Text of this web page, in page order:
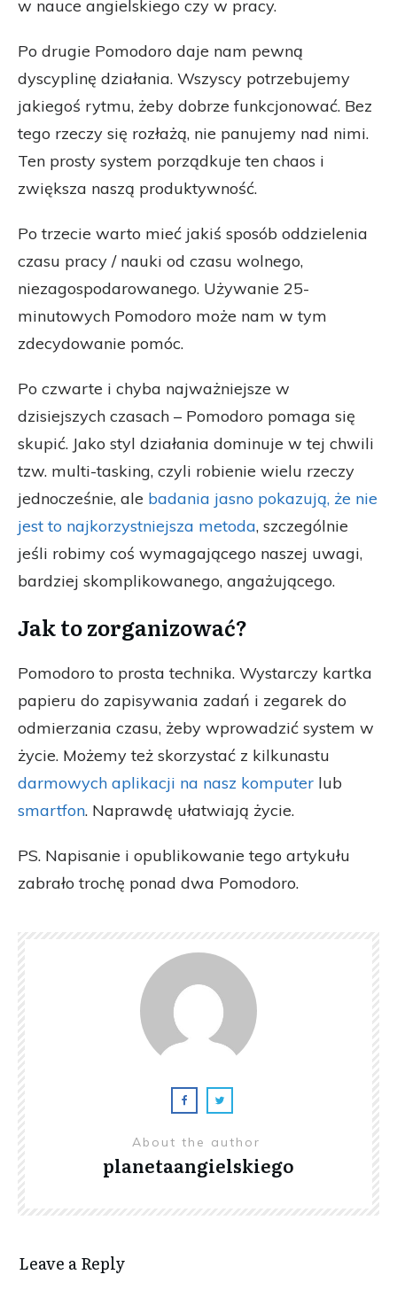
w nauce angielskiego czy w pracy.
Po drugie Pomodoro daje nam pewną
dyscyplinę działania. Wszyscy potrzebujemy
jakiegoś rytmu, żeby dobrze funkcjonować. Bez
tego rzeczy się rozłażą, nie panujemy nad nimi.
Ten prosty system porządkuje ten chaos i
zwiększa naszą produktywność.
Po trzecie warto mieć jakiś sposób oddzielenia
czasu pracy / nauki od czasu wolnego,
niezagospodarowanego. Używanie 25-
minutowych Pomodoro może nam w tym
zdecydowanie pomóc.
Po czwarte i chyba najważniejsze w
dzisiejszych czasach – Pomodoro pomaga się
skupić. Jako styl działania dominuje w tej chwili
tzw. multi-tasking, czyli robienie wielu rzeczy
jednocześnie, ale badania jasno pokazują, że nie
jest to najkorzystniejsza metoda, szczególnie
jeśli robimy coś wymagającego naszej uwagi,
bardziej skomplikowanego, angażującego.
Jak to zorganizować?
Pomodoro to prosta technika. Wystarczy kartka
papieru do zapisywania zadań i zegarek do
odmierzania czasu, żeby wprowadzić system w
życie. Możemy też skorzystać z kilkunastu
darmowych aplikacji na nasz komputer lub
smartfon. Naprawdę ułatwiają życie.
PS. Napisanie i opublikowanie tego artykułu
zabrało trochę ponad dwa Pomodoro.
About the author
planetaangielskiego
Leave a Reply